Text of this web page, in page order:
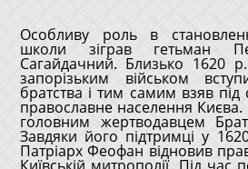
Особливу роль в
школи зіграв гетьман
Сагайдачний. Близько 1620
запорізьким військом
братства і тим самим взяв під
православне населення
головним жертводавцем
Завдяки його підтримці у
Патріарх Феофан відновив